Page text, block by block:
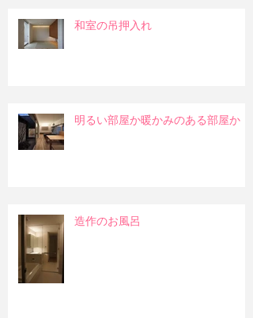
和室の吊押入れ
明るい部屋か暖かみのある部屋か
造作のお風呂